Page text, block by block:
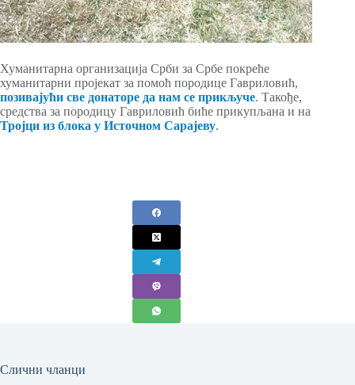
Хуманитарна организација Срби за Србе покреће
хуманитарни пројекат за помоћ породице Гавриловић,
позивајући све донаторе да нам се прикључе. Такође,
средства за породицу Гавриловић биће прикупљана и на
Тројци из блока у Источном Сарајеву.
Слични чланци